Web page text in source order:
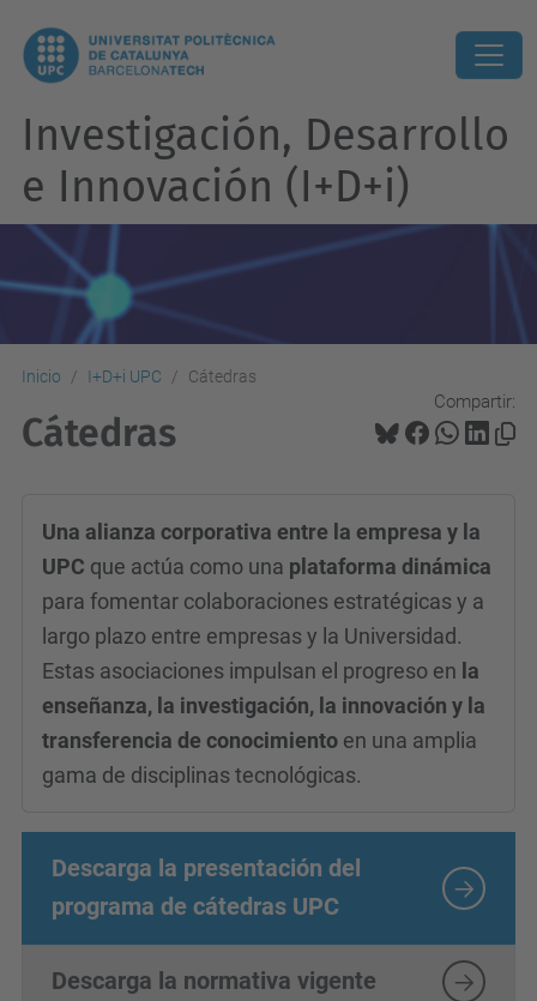
Investigación, Desarrollo
e Innovación (I+D+i)
Inicio I+D+i UPC Cátedras
Compartir:
Cátedras
Una alianza corporativa entre la empresa y la
UPC que actúa como una plataforma dinámica
para fomentar colaboraciones estratégicas y a
largo plazo entre empresas y la Universidad.
Estas asociaciones impulsan el progreso en la
enseñanza, la investigación, la innovación y la
transferencia de conocimiento en una amplia
gama de disciplinas tecnológicas.
Descarga la presentación del
programa de cátedras UPC
Descarga la normativa vigente